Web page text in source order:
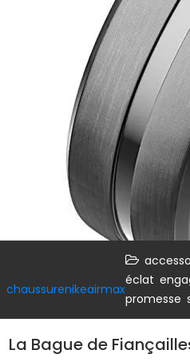
chaussurenikeairmax
éclat
promesse
La Bague de